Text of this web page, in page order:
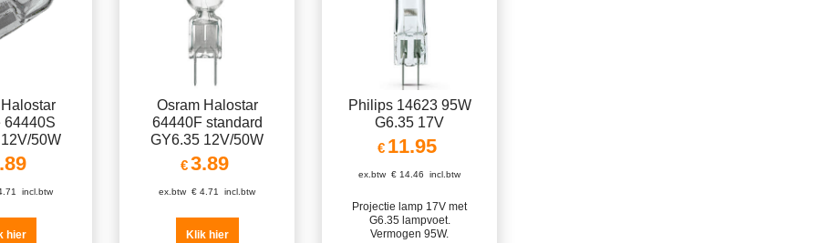
64440S
50W
incl.btw
hier
Osram Halostar
64440F standard
GY6.35 12V/50W
€3.89
ex.btw € 4.71 incl.btw
Klik hier
Philips 14623 95W
G6.35 17V
€ 11.95
ex.btw € 14.46 incl.btw
Projectie lamp 17V met
G6.35 lampvoet.
Vermogen 95W.